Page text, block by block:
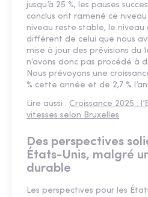
jusqu’à 25 %, les pauses
conclus ont ramené ce niveau
niveau reste stable, le
différent de celui que nous
mise à jour des prévisions du
n’avons donc pas procédé à
Nous prévoyons une
% cette année et de 2,7 %
Lire aussi : Croissance 2025 :
vitesses selon Bruxelles
Des perspectives
États-Unis, malgré
durable
Les perspectives pour les